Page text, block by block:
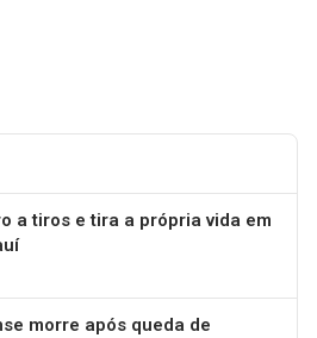
a tiros e tira a própria vida em
morre após queda de